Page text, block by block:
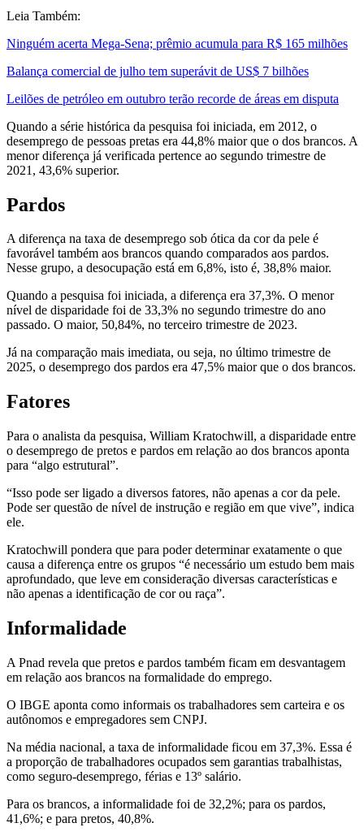
Leia Também:
Ninguém acerta Mega-Sena; prêmio acumula para R$ 165 milhões
Balança comercial de julho tem superávit de US$ 7 bilhões
Leilões de petróleo em outubro terão recorde de áreas em disputa
Quando a série histórica da pesquisa foi iniciada, em 2012, o
desemprego de pessoas pretas era 44,8% maior que o dos brancos. A
menor diferença já verificada pertence ao segundo trimestre de
2021, 43,6% superior.
Pardos
A diferença na taxa de desemprego sob ótica da cor da pele é
favorável também aos brancos quando comparados aos pardos.
Nesse grupo, a desocupação está em 6,8%, isto é, 38,8% maior.
Quando a pesquisa foi iniciada, a diferença era 37,3%. O menor
nível de disparidade foi de 33,3% no segundo trimestre do ano
passado. O maior, 50,84%, no terceiro trimestre de 2023.
Já na comparação mais imediata, ou seja, no último trimestre de
2025, o desemprego dos pardos era 47,5% maior que o dos brancos.
Fatores
Para o analista da pesquisa, William Kratochwill, a disparidade entre
o desemprego de pretos e pardos em relação ao dos brancos aponta
para “algo estrutural”.
“Isso pode ser ligado a diversos fatores, não apenas a cor da pele.
Pode ser questão de nível de instrução e região em que vive”, indica
ele.
Kratochwill pondera que para poder determinar exatamente o que
causa a diferença entre os grupos “é necessário um estudo bem mais
aprofundado, que leve em consideração diversas características e
não apenas a identificação de cor ou raça”.
Informalidade
A Pnad revela que pretos e pardos também ficam em desvantagem
em relação aos brancos na formalidade do emprego.
O IBGE aponta como informais os trabalhadores sem carteira e os
autônomos e empregadores sem CNPJ.
Na média nacional, a taxa de informalidade ficou em 37,3%. Essa é
a proporção de trabalhadores ocupados sem garantias trabalhistas,
como seguro-desemprego, férias e 13º salário.
Para os brancos, a informalidade foi de 32,2%; para os pardos,
41,6%; e para pretos, 40,8%.